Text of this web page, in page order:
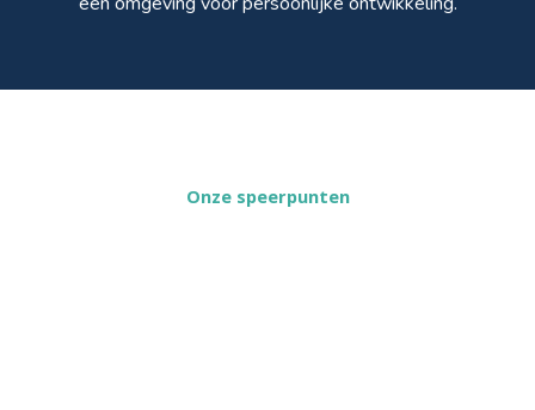
Onze speerpunten